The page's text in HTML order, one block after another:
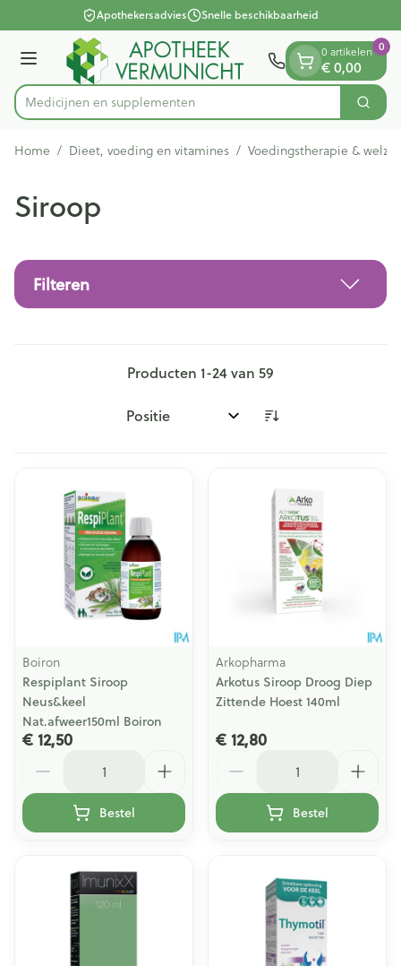
Ga naar de inhoudApothekersadvies Snelle beschikbaarheid
Menu
Product, merk, categorie...
Medici Zoek
0 artikelen
€ 0,00
0
Home / Dieet, voeding en vitamines / Voedingstherapie &
Siroop
Filteren
Producten 1-24van 59
Sorteer op:
Boiron
Respiplant Siroop
Neus&keel
Nat.afweer150ml Boiron
€ 12,50
Bestel
Arkopharma
Arkotus Siroop Droog Diep
Zittende Hoest 140ml
€ 12,80
Bestel